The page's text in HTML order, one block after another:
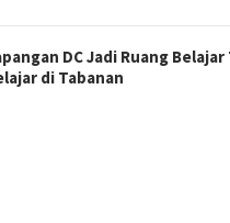
DC Jadi Ruang
di Tabanan